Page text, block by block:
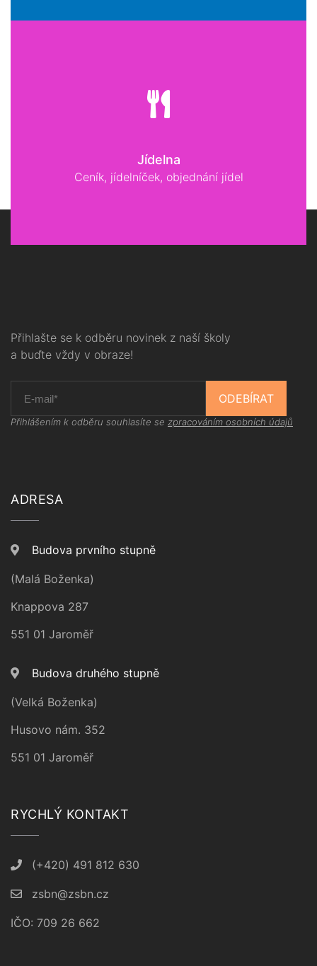
Jídelna
Ceník, jídelníček, objednání jídel
Přihlašte se k odběru novinek z naší školy
a buďte vždy v obraze!
ODEBÍRAT
Přihlášením k odběru souhlasíte se zpracováním osobních údajů
ADRESA
Budova prvního stupně
(Malá Boženka)
Knappova 287
551 01 Jaroměř
Budova druhého stupně
(Velká Boženka)
Husovo nám. 352
551 01 Jaroměř
RYCHLÝ KONTAKT
(+420) 491 812 630
zsbn@zsbn.cz
IČO: 709 26 662